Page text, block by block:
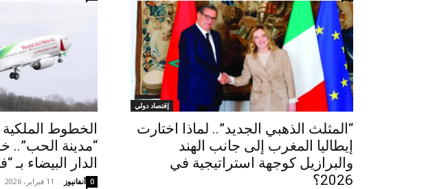
إقتصاد دولي
“المثلث الذهبي الجديد”.. لماذا اختارت
إيطاليا المغرب إلى جانب الهند
والبرازيل كوجهة استراتيجية في
2026؟
الخطوط الملكية
“مدينة
الدار البيضاء بـ
آنفانيوز - 11 فبراير، 2026 0